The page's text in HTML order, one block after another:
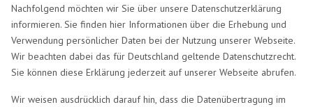
Nachfolgend möchten wir Sie über unsere Datenschutzerklärung
informieren. Sie finden hier Informationen über die Erhebung und
Verwendung persönlicher Daten bei der Nutzung unserer Webseite.
Wir beachten dabei das für Deutschland geltende Datenschutzrecht.
Sie können diese Erklärung jederzeit auf unserer Webseite abrufen.
Wir weisen ausdrücklich darauf hin, dass die Datenübertragung im